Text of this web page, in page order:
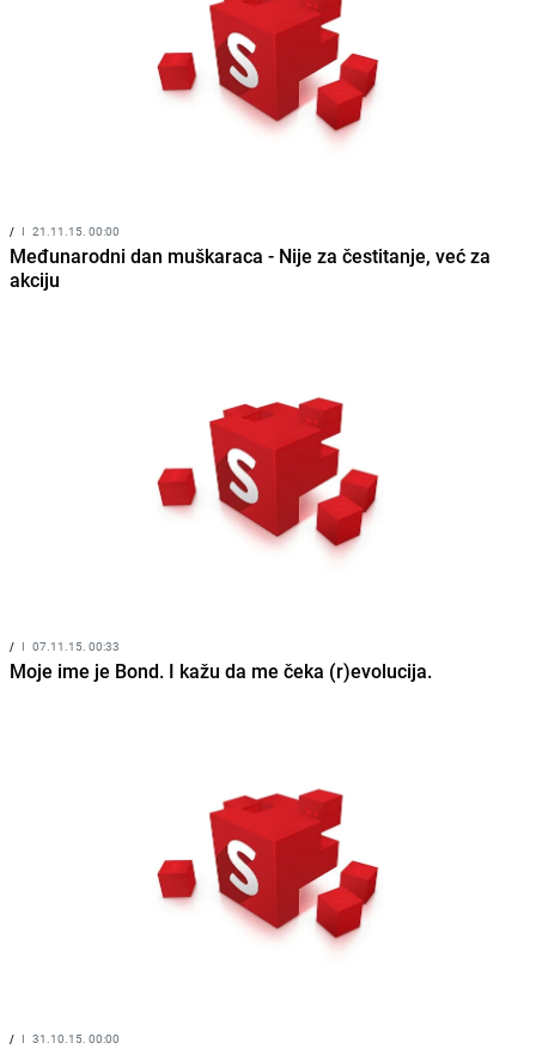
/ I 21.11.15. 00:00
Međunarodni dan muškaraca - Nije za čestitanje, već za
akciju
/ I 07.11.15. 00:33
Moje ime je Bond. I kažu da me čeka (r)evolucija.
/ I 31.10.15. 00:00